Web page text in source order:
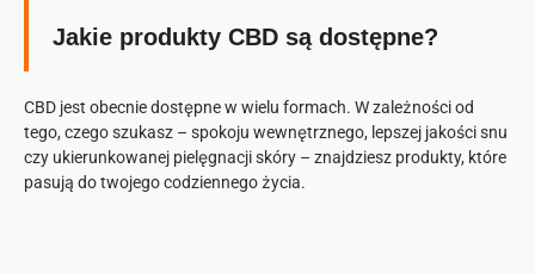
Jakie produkty CBD są dostępne?
CBD jest obecnie dostępne w wielu formach. W zależności od
tego, czego szukasz – spokoju wewnętrznego, lepszej jakości snu
czy ukierunkowanej pielęgnacji skóry – znajdziesz produkty, które
pasują do twojego codziennego życia.